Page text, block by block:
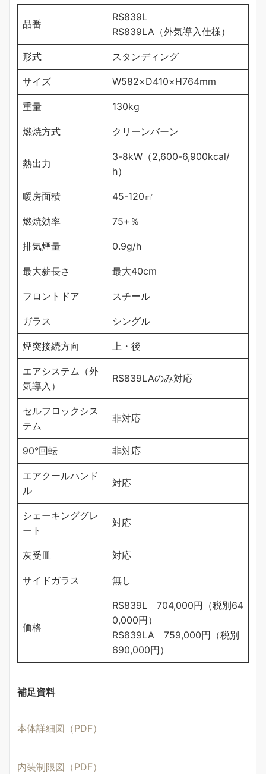
品番
RS839L
RS839LA（外気導入仕様）
形式 スタンディング
サイズ W582×D410×H764mm
重量 130kg
燃焼方式 クリーンバーン
熱出力
3-8kW（2,600-6,900kcal/
h）
暖房面積 45-120㎡
燃焼効率 75+％
排気煙量 0.9g/h
最大薪長さ 最大40cm
フロントドア スチール
ガラス シングル
煙突接続方向 上・後
エアシステム（外
気導入）
RS839LAのみ対応
セルフロックシス
テム
非対応
90°回転 非対応
エアクールハンド
ル
対応
シェーキンググレ
ート
対応
灰受皿 対応
サイドガラス 無し
価格
RS839L 704,000円（税別64
0,000円）
RS839LA 759,000円（税別
690,000円）
補足資料
本体詳細図（PDF）
内装制限図（PDF）